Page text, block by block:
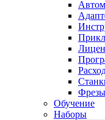
Обучение
Наборы